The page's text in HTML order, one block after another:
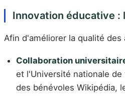
Innovation éducative :
Afin d'améliorer la qualité
Collaboration
et l'Université nationale
des bénévoles Wikipédia,